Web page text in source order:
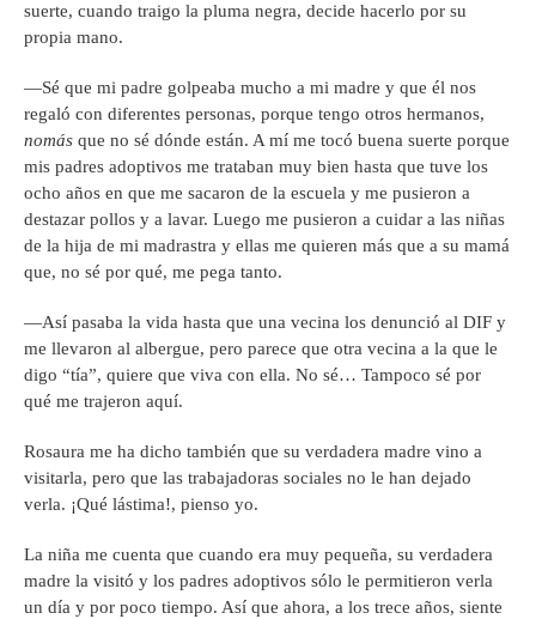
suerte, cuando traigo la pluma negra, decide hacerlo por su
propia mano.
—Sé que mi padre golpeaba mucho a mi madre y que él nos
regaló con diferentes personas, porque tengo otros hermanos,
nomás que no sé dónde están. A mí me tocó buena suerte porque
mis padres adoptivos me trataban muy bien hasta que tuve los
ocho años en que me sacaron de la escuela y me pusieron a
destazar pollos y a lavar. Luego me pusieron a cuidar a las niñas
de la hija de mi madrastra y ellas me quieren más que a su mamá
que, no sé por qué, me pega tanto.
—Así pasaba la vida hasta que una vecina los denunció al DIF y
me llevaron al albergue, pero parece que otra vecina a la que le
digo “tía”, quiere que viva con ella. No sé… Tampoco sé por
qué me trajeron aquí.
Rosaura me ha dicho también que su verdadera madre vino a
visitarla, pero que las trabajadoras sociales no le han dejado
verla. ¡Qué lástima!, pienso yo.
La niña me cuenta que cuando era muy pequeña, su verdadera
madre la visitó y los padres adoptivos sólo le permitieron verla
un día y por poco tiempo. Así que ahora, a los trece años, siente